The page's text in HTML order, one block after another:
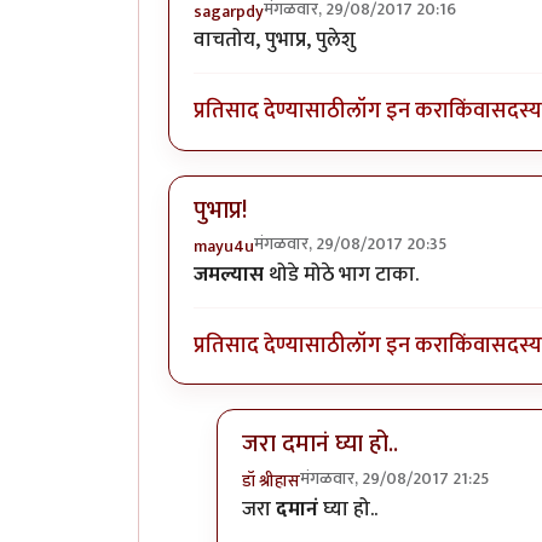
sagarpdyमंगळवार, 29/08/2017 20:16
वाचतोय, पुभाप्र, पुलेशु
प्रतिसाद देण्यासाठीलॉग इन कराकिंवासदस्य
पुभाप्र!
mayu4uमंगळवार, 29/08/2017 20:35
जमल्यासथोडे मोठे भाग टाका.
प्रतिसाद देण्यासाठीलॉग इन कराकिंवासदस्य
जरा दमानं घ्या हो..
डॉ श्रीहासमंगळवार, 29/08/2017 21:25
In reply toपुभाप्र!
जरादमानंघ्या हो..